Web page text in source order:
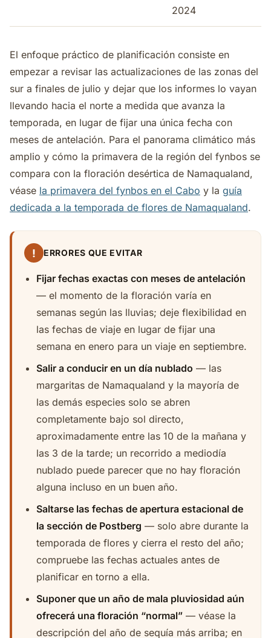
2024
El enfoque práctico de planificación consiste en
empezar a revisar las actualizaciones de las zonas del
sur a finales de julio y dejar que los informes lo vayan
llevando hacia el norte a medida que avanza la
temporada, en lugar de fijar una única fecha con
meses de antelación. Para el panorama climático más
amplio y cómo la primavera de la región del fynbos se
compara con la floración desértica de Namaqualand,
véase la primavera del fynbos en el Cabo y la guía
dedicada a la temporada de flores de Namaqualand.
! ERRORES QUE EVITAR
Fijar fechas exactas con meses de antelación
— el momento de la floración varía en
semanas según las lluvias; deje flexibilidad en
las fechas de viaje en lugar de fijar una
semana en enero para un viaje en septiembre.
Salir a conducir en un día nublado — las
margaritas de Namaqualand y la mayoría de
las demás especies solo se abren
completamente bajo sol directo,
aproximadamente entre las 10 de la mañana y
las 3 de la tarde; un recorrido a mediodía
nublado puede parecer que no hay floración
alguna incluso en un buen año.
Saltarse las fechas de apertura estacional de
la sección de Postberg — solo abre durante la
temporada de flores y cierra el resto del año;
compruebe las fechas actuales antes de
planificar en torno a ella.
Suponer que un año de mala pluviosidad aún
ofrecerá una floración “normal” — véase la
descripción del año de sequía más arriba; en